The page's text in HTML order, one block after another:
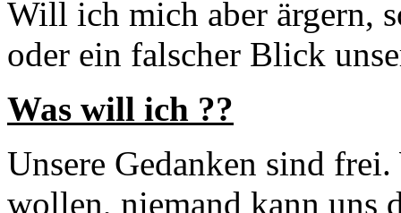
Will ich mich aber ärgern,
oder ein falscher Blick
Was will ich ??
Unsere Gedanken sind
wollen, niemand kann uns